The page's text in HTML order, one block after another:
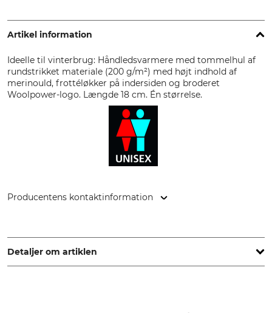
Artikel information
Ideelle til vinterbrug: Håndledsvarmere med tommelhul af
rundstrikket materiale (200 g/m²) med højt indhold af
merinould, frottéløkker på indersiden og broderet
Woolpower-logo. Længde 18 cm. Én størrelse.
Producentens kontaktinformation
Östersund, Sweden, www.woolpower.se
Detaljer om artiklen